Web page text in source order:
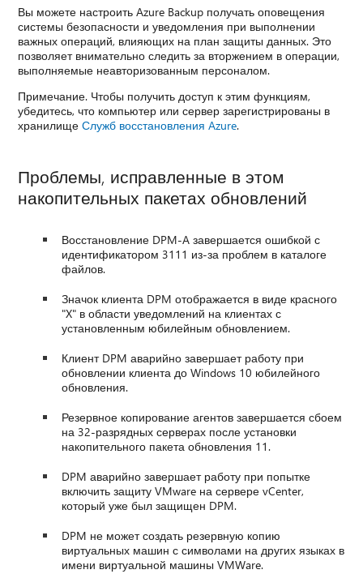
Вы можете настроить Azure Backup получать оповещения
системы безопасности и уведомления при выполнении
важных операций, влияющих на план защиты данных. Это
позволяет внимательно следить за вторжением в операции,
выполняемые неавторизованным персоналом.
Примечание. Чтобы получить доступ к этим функциям,
убедитесь, что компьютер или сервер зарегистрированы в
хранилищеСлужб восстановления Azure.
Проблемы, исправленные в этом
накопительных пакетах обновлений
Восстановление DPM-A завершается ошибкой с
идентификатором 3111 из-за проблем в каталоге
файлов.
Значок клиента DPM отображается в виде красного
"X" в области уведомлений на клиентах с
установленным юбилейным обновлением.
Клиент DPM аварийно завершает работу при
обновлении клиента до Windows 10 юбилейного
обновления.
Резервное копирование агентов завершается сбоем
на 32-разрядных серверах после установки
накопительного пакета обновления 11.
DPM аварийно завершает работу при попытке
включить защиту VMware на сервере vCenter,
который уже был защищен DPM.
DPM не может создать резервную копию
виртуальных машин с символами на других языках в
имени виртуальной машины VMWare.